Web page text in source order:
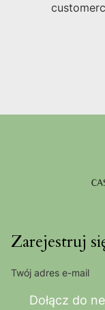
Zarejestruj
Twój adres e-mail
Dołącz do